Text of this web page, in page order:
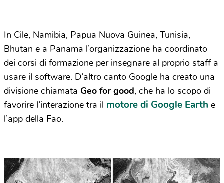
In Cile, Namibia, Papua Nuova Guinea, Tunisia,
Bhutan e a Panama l’organizzazione ha coordinato
dei corsi di formazione per insegnare al proprio staff a
usare il software. D’altro canto Google ha creato una
divisione chiamata Geo for good, che ha lo scopo di
favorire l’interazione tra il motore di Google Earth e
l’app della Fao.